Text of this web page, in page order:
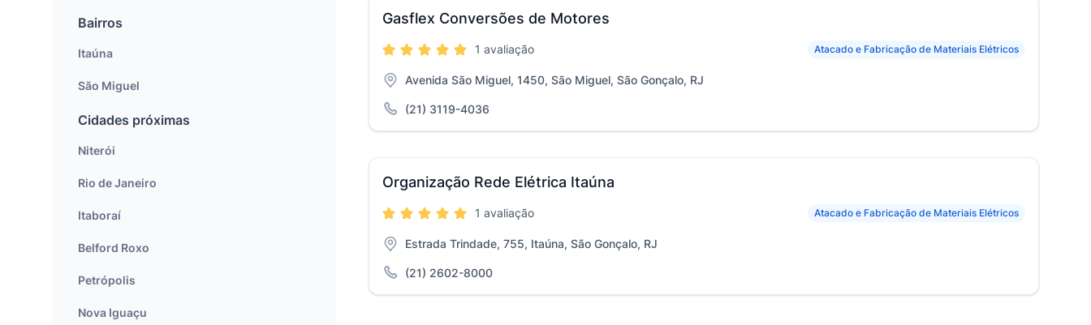
Gasflex Conversões de Motores
Atacado e Fabricação de Materiais Elétricos
1 avaliação
Avenida São Miguel, 1450, São Miguel, São Gonçalo, RJ
(21) 3119-4036
Organização Rede Elétrica Itaúna
Atacado e Fabricação de Materiais Elétricos
1 avaliação
Estrada Trindade, 755, Itaúna, São Gonçalo, RJ
(21) 2602-8000
Bairros
Itaúna
São Miguel
Cidades próximas
Niterói
Rio de Janeiro
Itaboraí
Belford Roxo
Petrópolis
Nova Iguaçu